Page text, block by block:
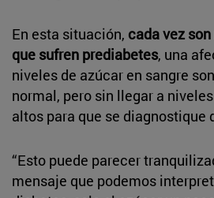
En esta situación, cada vez
que sufren prediabetes, una
niveles de azúcar en sangre
normal, pero sin llegar a
altos para que se diagnostique
“Esto puede parecer
mensaje que podemos